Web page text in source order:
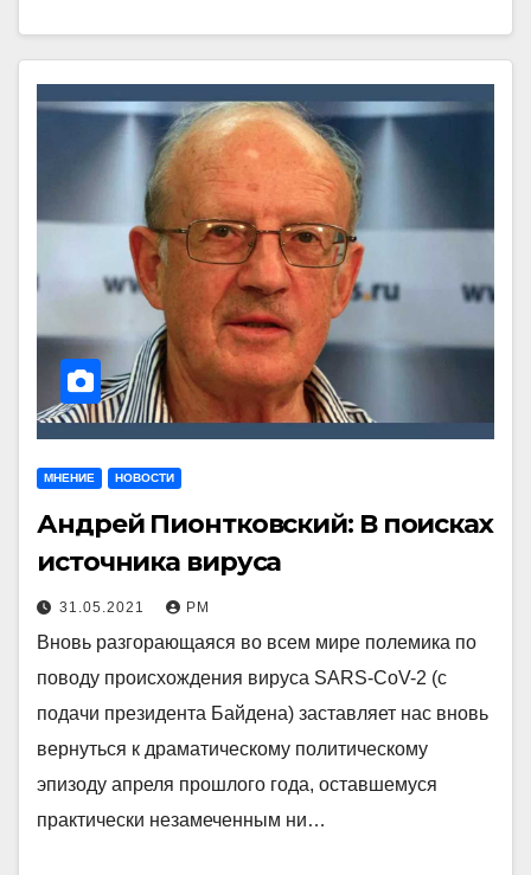
МНЕНИЕ НОВОСТИ
Андрей Пионтковский: В поисках
источника вируса
31.05.2021 РМ
Вновь разгорающаяся во всем мире полемика по
поводу происхождения вируса SARS-CoV-2 (с
подачи президента Байдена) заставляет нас вновь
вернуться к драматическому политическому
эпизоду апреля прошлого года, оставшемуся
практически незамеченным ни…